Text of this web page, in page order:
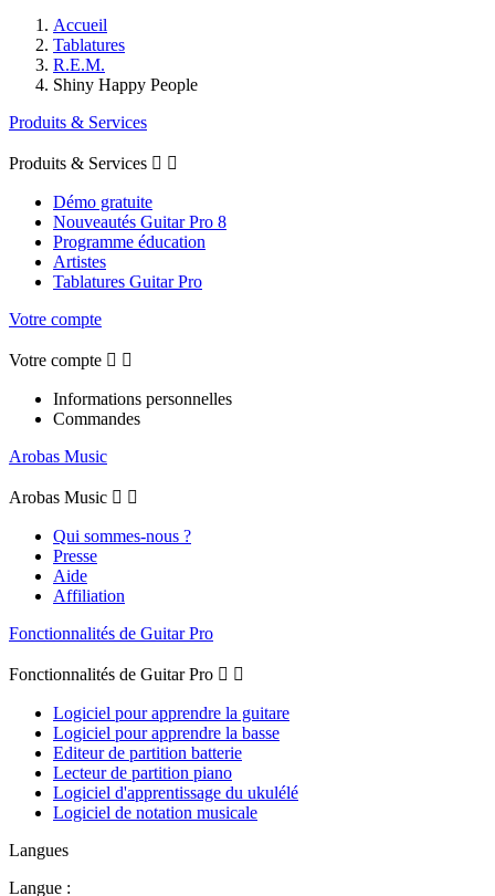
Accueil
Tablatures
R.E.M.
Shiny Happy People
Produits & Services
Produits & Services  
Démo gratuite
Nouveautés Guitar Pro 8
Programme éducation
Artistes
Tablatures Guitar Pro
Votre compte
Votre compte  
Informations personnelles
Commandes
Arobas Music
Arobas Music  
Qui sommes-nous ?
Presse
Aide
Affiliation
Fonctionnalités de Guitar Pro
Fonctionnalités de Guitar Pro  
Logiciel pour apprendre la guitare
Logiciel pour apprendre la basse
Editeur de partition batterie
Lecteur de partition piano
Logiciel d'apprentissage du ukulélé
Logiciel de notation musicale
Langues
Langue :